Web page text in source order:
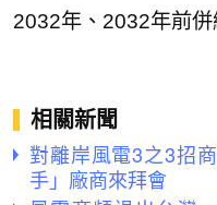
2032年、2032年前併
相關新聞
對離岸風電3之3招
手」廠商來拜會